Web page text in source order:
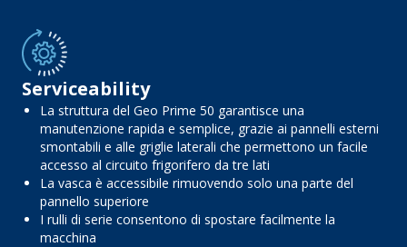
Serviceability
La struttura del Geo Prime 50 garantisce una
manutenzione rapida e semplice, grazie ai pannelli esterni
smontabili e alle griglie laterali che permettono un facile
accesso al circuito frigorifero da tre lati
La vasca è accessibile rimuovendo solo una parte del
pannello superiore
I rulli di serie consentono di spostare facilmente la
macchina